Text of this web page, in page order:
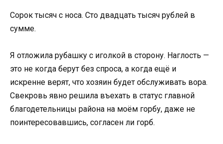
Сорок тысяч с носа. Сто двадцать тысяч рублей в
сумме.
Я отложила рубашку с иголкой в сторону. Наглость —
это не когда берут без спроса, а когда ещё и
искренне верят, что хозяин будет обслуживать вора.
Свекровь явно решила въехать в статус главной
благодетельницы района на моём горбу, даже не
поинтересовавшись, согласен ли горб.